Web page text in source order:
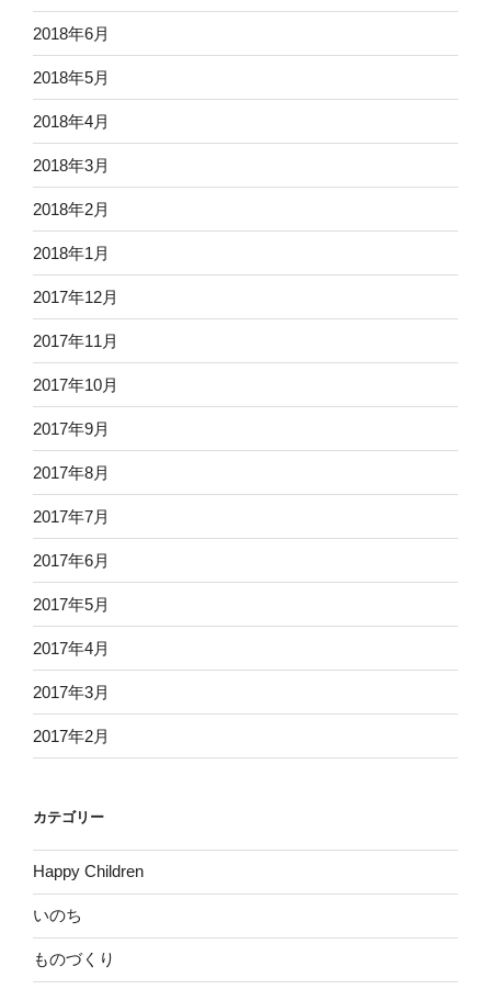
2018年6月
2018年5月
2018年4月
2018年3月
2018年2月
2018年1月
2017年12月
2017年11月
2017年10月
2017年9月
2017年8月
2017年7月
2017年6月
2017年5月
2017年4月
2017年3月
2017年2月
カテゴリー
Happy Children
いのち
ものづくり